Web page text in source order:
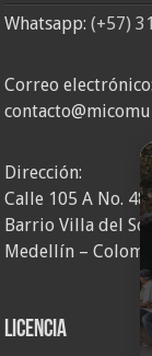
Whatsapp:(+57)
Correo electrónico:
Dirección:
Calle 105 A No.
Barrio Villa del
Medellín –
Licencia